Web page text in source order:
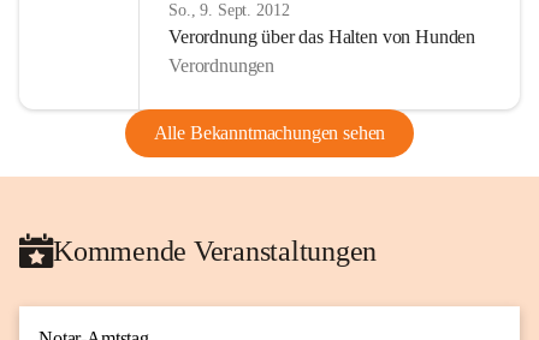
So., 9. Sept. 2012
Verordnung über das Halten von Hunden
Verordnungen
Alle Bekanntmachungen sehen
Kommende Veranstaltungen